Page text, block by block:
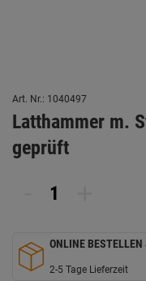
Art. Nr.: 1040497
Latthammer m.
geprüft
ONLINE
2-5 Tage Lieferzeit